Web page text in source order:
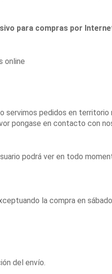
para compras por
online
pedidos en territorio
pongase en contacto con
podrá ver en todo
la compra en
del envío.